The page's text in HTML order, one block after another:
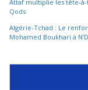
Attaf multiplie les tête-
Qods
Algérie-Tchad : Le
Mohamed Boukhari à